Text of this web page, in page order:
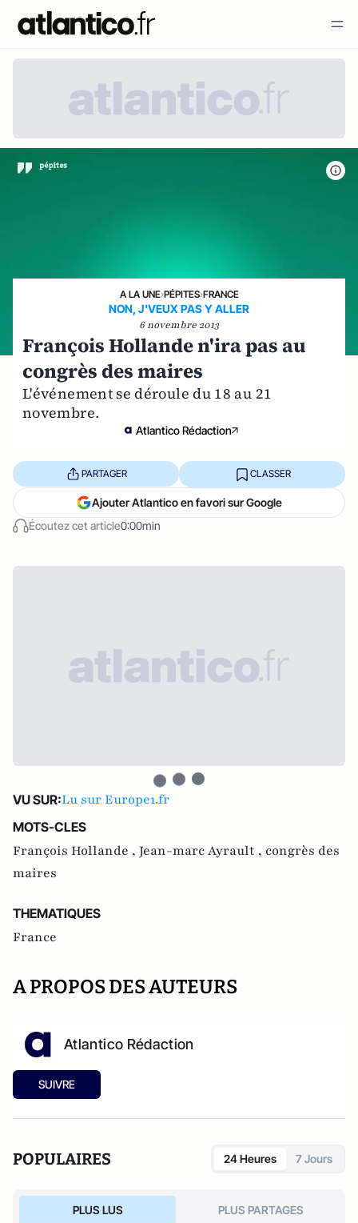
A LA UNE›PÉPITES›FRANCE
NON, J'VEUX PAS Y ALLER
6 novembre 2013
François Hollande n'ira pas au
congrès des maires
L'événement se déroule du 18 au 21
novembre.
Atlantico Rédaction
Écoutez cet article0:00min
PARTAGER CLASSER
Ajouter Atlantico en favori sur Google
VU SUR:Lu sur Europe1.fr
MOTS-CLES
François Hollande , Jean-marc Ayrault , congrès des
maires
THEMATIQUES
France
A PROPOS DES AUTEURS
Atlantico Rédaction
SUIVRE
POPULAIRES 24 Heures 7 Jours
PLUS LUS PLUS PARTAGES